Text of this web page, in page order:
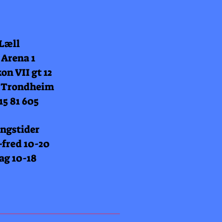
1
VII gt 12
Trondheim
81 605
10-20
10-18